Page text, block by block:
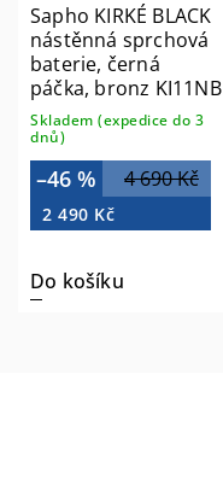
Sapho KIRKÉ BLACK
nástěnná sprchová
baterie, černá
páčka, bronz KI11NB
Skladem (expedice do 3
dnů)
4 690 Kč
–46 %
2 490 Kč
Do košíku